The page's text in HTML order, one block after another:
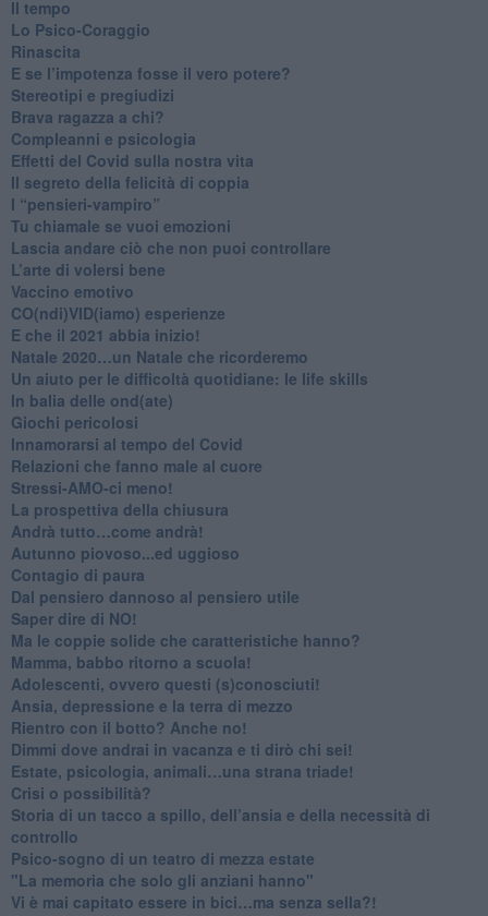
​Il tempo
​Lo Psico-Coraggio
Rinascita
​E se l’impotenza fosse il vero potere?
Stereotipi e pregiudizi
​Brava ragazza a chi?
​Compleanni e psicologia
Effetti del Covid sulla nostra vita
Il segreto della felicità di coppia
​I “pensieri-vampiro”
​Tu chiamale se vuoi emozioni
​Lascia andare ciò che non puoi controllare
L’arte di volersi bene
​Vaccino emotivo
CO(ndi)VID(iamo) esperienze
​E che il 2021 abbia inizio!
​Natale 2020…un Natale che ricorderemo
Un aiuto per le difficoltà quotidiane: le life skills
​In balia delle ond(ate)
Giochi pericolosi
Innamorarsi al tempo del Covid
​Relazioni che fanno male al cuore
​Stressi-AMO-ci meno!
​La prospettiva della chiusura
​Andrà tutto…come andrà!
Autunno piovoso...ed uggioso
​Contagio di paura
​Dal pensiero dannoso al pensiero utile
​Saper dire di NO!
​Ma le coppie solide che caratteristiche hanno?
​Mamma, babbo ritorno a scuola!
Adolescenti, ovvero questi (s)conosciuti!
Ansia, depressione e la terra di mezzo
​Rientro con il botto? Anche no!
Dimmi dove andrai in vacanza e ti dirò chi sei!
​Estate, psicologia, animali…una strana triade!
​Crisi o possibilità?
​Storia di un tacco a spillo, dell’ansia e della necessità di
controllo
​Psico-sogno di un teatro di mezza estate
"La memoria che solo gli anziani hanno"
​Vi è mai capitato essere in bici…ma senza sella?!